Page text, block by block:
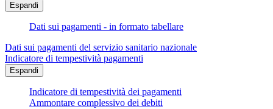
Espandi
Dati sui pagamenti - in formato tabellare
Dati sui pagamenti del servizio sanitario nazionale
Indicatore di tempestività pagamenti
Espandi
Indicatore di tempestività dei pagamenti
Ammontare complessivo dei debiti